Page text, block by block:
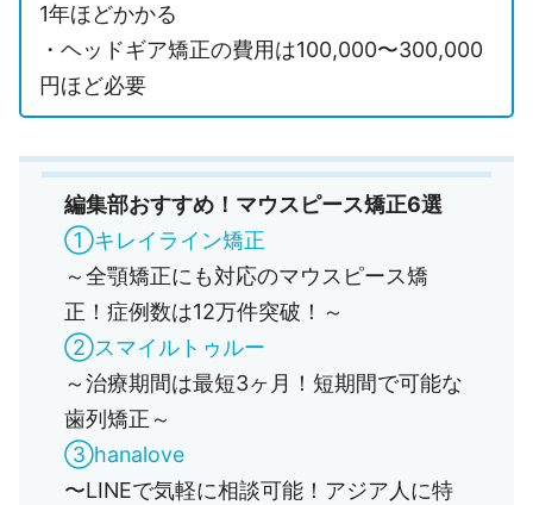
1年ほどかかる
・ヘッドギア矯正の費用は100,000〜300,000
円ほど必要
編集部おすすめ！マウスピース矯正6選
①キレイライン矯正
～全顎矯正にも対応のマウスピース矯
正！症例数は12万件突破！～
②スマイルトゥルー
～治療期間は最短3ヶ月！短期間で可能な
歯列矯正～
③hanalove
〜LINEで気軽に相談可能！アジア人に特